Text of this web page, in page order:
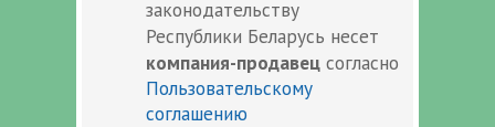
законодательству
Республики Беларусь несет
компания-продавец согласно
Пользовательскому
соглашению